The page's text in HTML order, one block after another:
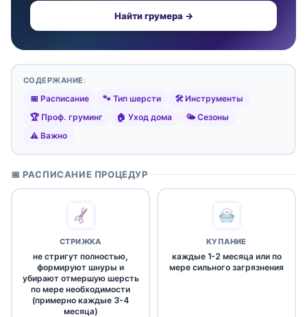
Найти грумера →
СОДЕРЖАНИЕ:
📅 Расписание 🐾 Тип шерсти
🛠️ Инструменты
🏆 Проф. груминг
🏠 Уход дома
🌤️ Сезоны
⚠️ Важно
📅 РАСПИСАНИЕ ПРОЦЕДУР
СТРИЖКА
не стригут полностью,
формируют шнуры и
убирают отмершую шерсть
по мере необходимости
(примерно каждые 3-4
месяца)
КУПАНИЕ
каждые 1-2 месяца или по
мере сильного загрязнения